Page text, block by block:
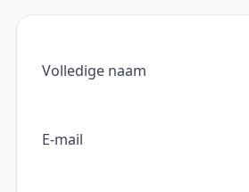
Volledige naam
E-mail